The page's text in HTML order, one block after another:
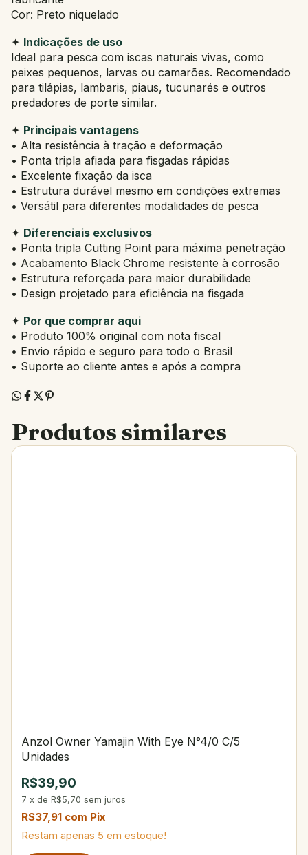
Cor: Preto niquelado
✦ Indicações de uso
Ideal para pesca com iscas naturais vivas, como
peixes pequenos, larvas ou camarões. Recomendado
para tilápias, lambaris, piaus, tucunarés e outros
predadores de porte similar.
✦ Principais vantagens
• Alta resistência à tração e deformação
• Ponta tripla afiada para fisgadas rápidas
• Excelente fixação da isca
• Estrutura durável mesmo em condições extremas
• Versátil para diferentes modalidades de pesca
✦ Diferenciais exclusivos
• Ponta tripla Cutting Point para máxima penetração
• Acabamento Black Chrome resistente à corrosão
• Estrutura reforçada para maior durabilidade
• Design projetado para eficiência na fisgada
✦ Por que comprar aqui
• Produto 100% original com nota fiscal
• Envio rápido e seguro para todo o Brasil
• Suporte ao cliente antes e após a compra
Produtos similares
Anzol Owner Yamajin With Eye N°4/0 C/5
Unidades
R$39,90
7 x de R$5,70 sem juros
R$37,91 com Pix
Restam apenas 5 em estoque!